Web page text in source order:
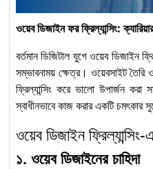
দিগন্ত
Standards অনুযায়ী
১০
ওয়েব ডিজাইন ফর ফ্রিল্যান্সিং:
বর্তমান ডিজিটাল যুগে ওয়েব ডিজাইন
সম্ভাবনাময় ক্ষেত্র। ওয়েবসাইট
ফ্রিল্যান্সিং করে ভালো উপার্জন
স্বাধীনভাবে কাজ করার একটি চমৎকার
ওয়েব ডিজাইন
১. ওয়েব ডিজাইনের চাহিদা